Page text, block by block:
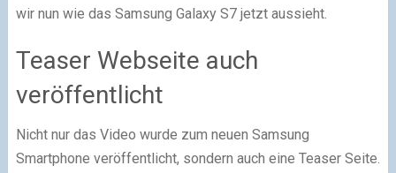
wir nun wie das Samsung Galaxy S7 jetzt aussieht.
Teaser Webseite auch
veröffentlicht
Nicht nur das Video wurde zum neuen Samsung
Smartphone veröffentlicht, sondern auch eine Teaser Seite.